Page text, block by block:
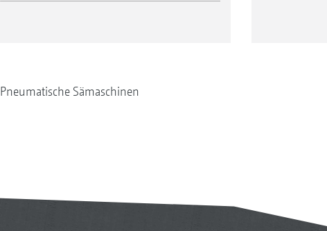
Pneumatische Sämaschinen